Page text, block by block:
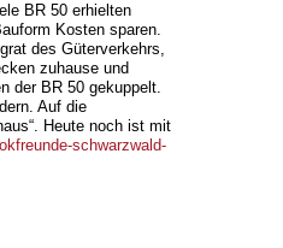
BR 50 erhielten
Kosten sparen.
des Güterverkehrs,
zuhause und
der BR 50 gekuppelt.
Auf die
Heute noch ist mit
schwarzwald-